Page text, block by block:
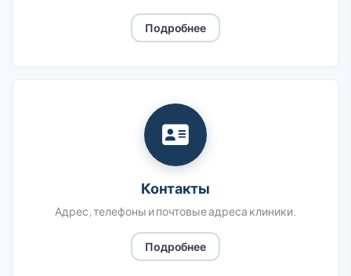
Подробнее
Контакты
Адрес, телефоны и почтовые адреса клиники.
Подробнее